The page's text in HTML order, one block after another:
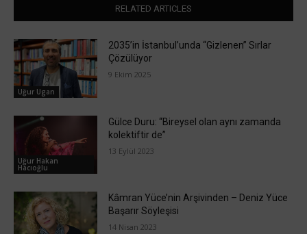
RELATED ARTICLES
Uğur Ugan
2035’in İstanbul’unda “Gizlenen” Sırlar
Çözülüyor
9 Ekim 2025
Uğur Hakan
Hacıoğlu
Gülce Duru: “Bireysel olan aynı zamanda
kolektiftir de”
13 Eylül 2023
Kâmran Yüce’nin Arşivinden – Deniz Yüce
Başarır Söyleşisi
14 Nisan 2023